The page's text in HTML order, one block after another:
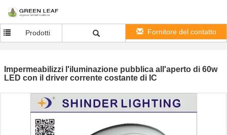
Prodotti Fornitore del contatto
Impermeabilizzi l'iluminazione pubblica all'aperto di 60w
LED con il driver corrente costante di IC